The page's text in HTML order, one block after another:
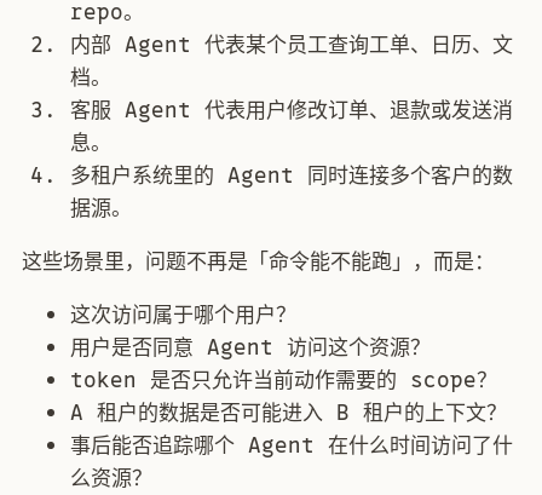
repo。
内部 Agent 代表某个员工查询工单、日历、文
档。
客服 Agent 代表用户修改订单、退款或发送消
息。
多租户系统里的 Agent 同时连接多个客户的数
据源。
这些场景里，问题不再是「命令能不能跑」，而是：
这次访问属于哪个用户？
用户是否同意 Agent 访问这个资源？
token 是否只允许当前动作需要的 scope？
A 租户的数据是否可能进入 B 租户的上下文？
事后能否追踪哪个 Agent 在什么时间访问了什
么资源？